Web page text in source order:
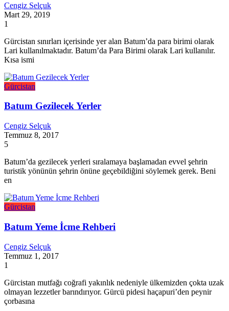
Cengiz Selçuk
Mart 29, 2019
1
Gürcistan sınırları içerisinde yer alan Batum’da para birimi olarak
Lari kullanılmaktadır. Batum’da Para Birimi olarak Lari kullanılır.
Kısa ismi
Gürcistan
Batum Gezilecek Yerler
Cengiz Selçuk
Temmuz 8, 2017
5
Batum’da gezilecek yerleri sıralamaya başlamadan evvel şehrin
turistik yönünün şehrin önüne geçebildiğini söylemek gerek. Beni
en
Gürcistan
Batum Yeme İcme Rehberi
Cengiz Selçuk
Temmuz 1, 2017
1
Gürcistan mutfağı coğrafi yakınlık nedeniyle ülkemizden çokta uzak
olmayan lezzetler barındırıyor. Gürcü pidesi haçapuri’den peynir
çorbasına